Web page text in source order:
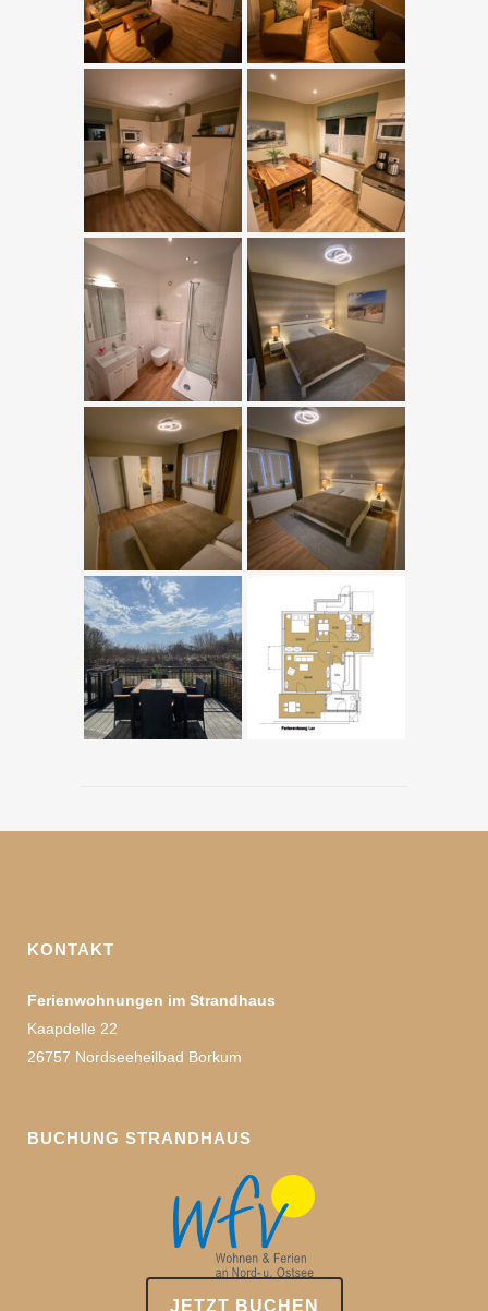
KONTAKT
Ferienwohnungen im Strandhaus
Kaapdelle 22
26757 Nordseeheilbad Borkum
BUCHUNG STRANDHAUS
JETZT BUCHEN